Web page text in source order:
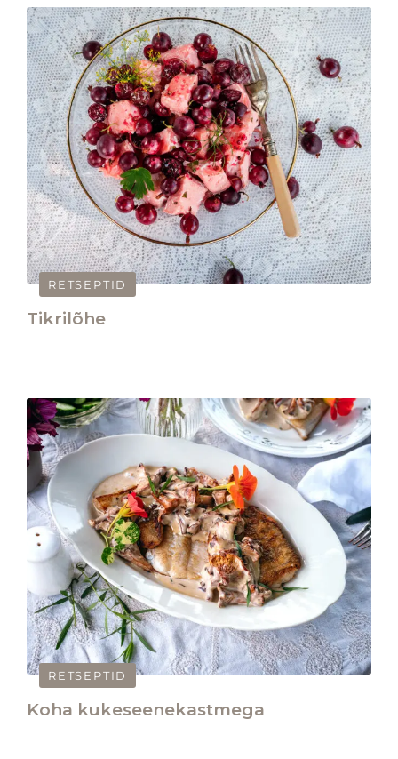
RETSEPTID
Tikrilõhe
RETSEPTID
Koha kukeseenekastmega